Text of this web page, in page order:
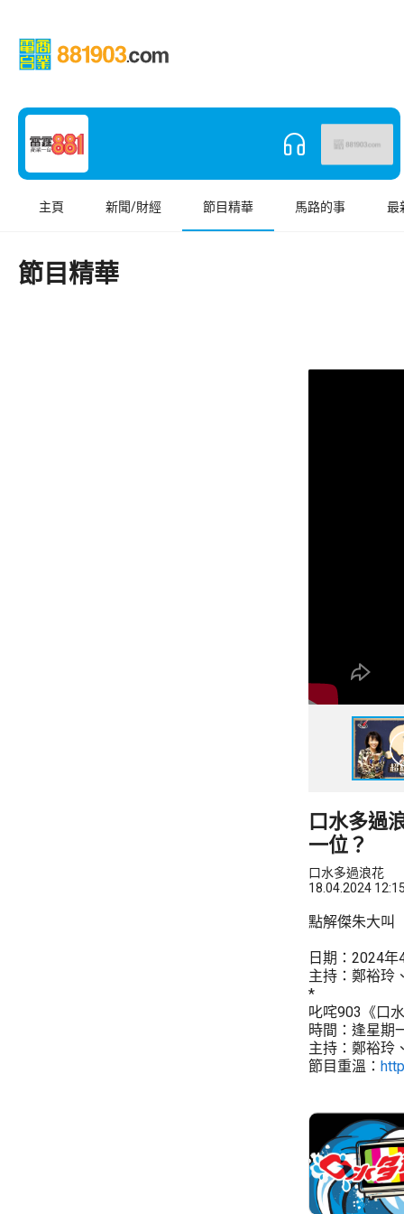
主頁 新聞/財經 節目精華 馬路的事 最
節目精華
口水多過
一位？
口水多過浪花
18.04.2024
點解傑朱大叫
日期：2024年
主持：鄭裕玲
*
叱咤903《口
時間：逢星期
主持：鄭裕玲
節目重溫：